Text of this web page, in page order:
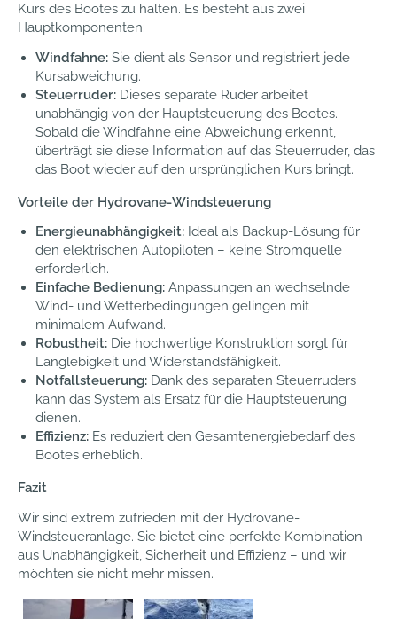
Kurs des Bootes zu halten. Es besteht aus zwei
Hauptkomponenten:
Windfahne: Sie dient als Sensor und registriert jede
Kursabweichung.
Steuerruder: Dieses separate Ruder arbeitet
unabhängig von der Hauptsteuerung des Bootes.
Sobald die Windfahne eine Abweichung erkennt,
überträgt sie diese Information auf das Steuerruder, das
das Boot wieder auf den ursprünglichen Kurs bringt.
Vorteile der Hydrovane-Windsteuerung
Energieunabhängigkeit: Ideal als Backup-Lösung für
den elektrischen Autopiloten – keine Stromquelle
erforderlich.
Einfache Bedienung: Anpassungen an wechselnde
Wind- und Wetterbedingungen gelingen mit
minimalem Aufwand.
Robustheit: Die hochwertige Konstruktion sorgt für
Langlebigkeit und Widerstandsfähigkeit.
Notfallsteuerung: Dank des separaten Steuerruders
kann das System als Ersatz für die Hauptsteuerung
dienen.
Effizienz: Es reduziert den Gesamtenergiebedarf des
Bootes erheblich.
Fazit
Wir sind extrem zufrieden mit der Hydrovane-
Windsteueranlage. Sie bietet eine perfekte Kombination
aus Unabhängigkeit, Sicherheit und Effizienz – und wir
möchten sie nicht mehr missen.